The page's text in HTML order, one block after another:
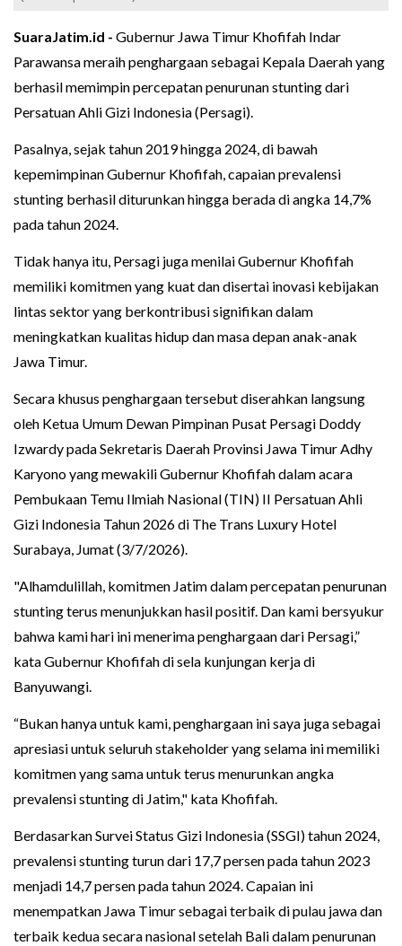
SuaraJatim.id - Gubernur Jawa Timur Khofifah Indar
Parawansa meraih penghargaan sebagai Kepala Daerah yang
berhasil memimpin percepatan penurunan stunting dari
Persatuan Ahli Gizi Indonesia (Persagi).
Pasalnya, sejak tahun 2019 hingga 2024, di bawah
kepemimpinan Gubernur Khofifah, capaian prevalensi
stunting berhasil diturunkan hingga berada di angka 14,7%
pada tahun 2024.
Tidak hanya itu, Persagi juga menilai Gubernur Khofifah
memiliki komitmen yang kuat dan disertai inovasi kebijakan
lintas sektor yang berkontribusi signifikan dalam
meningkatkan kualitas hidup dan masa depan anak-anak
Jawa Timur.
Secara khusus penghargaan tersebut diserahkan langsung
oleh Ketua Umum Dewan Pimpinan Pusat Persagi Doddy
Izwardy pada Sekretaris Daerah Provinsi Jawa Timur Adhy
Karyono yang mewakili Gubernur Khofifah dalam acara
Pembukaan Temu Ilmiah Nasional (TIN) II Persatuan Ahli
Gizi Indonesia Tahun 2026 di The Trans Luxury Hotel
Surabaya, Jumat (3/7/2026).
"Alhamdulillah, komitmen Jatim dalam percepatan penurunan
stunting terus menunjukkan hasil positif. Dan kami bersyukur
bahwa kami hari ini menerima penghargaan dari Persagi,”
kata Gubernur Khofifah di sela kunjungan kerja di
Banyuwangi.
“Bukan hanya untuk kami, penghargaan ini saya juga sebagai
apresiasi untuk seluruh stakeholder yang selama ini memiliki
komitmen yang sama untuk terus menurunkan angka
prevalensi stunting di Jatim," kata Khofifah.
Berdasarkan Survei Status Gizi Indonesia (SSGI) tahun 2024,
prevalensi stunting turun dari 17,7 persen pada tahun 2023
menjadi 14,7 persen pada tahun 2024. Capaian ini
menempatkan Jawa Timur sebagai terbaik di pulau jawa dan
terbaik kedua secara nasional setelah Bali dalam penurunan